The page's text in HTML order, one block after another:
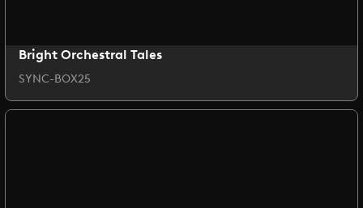
Bright Orchestral Tales
SYNC-BOX25